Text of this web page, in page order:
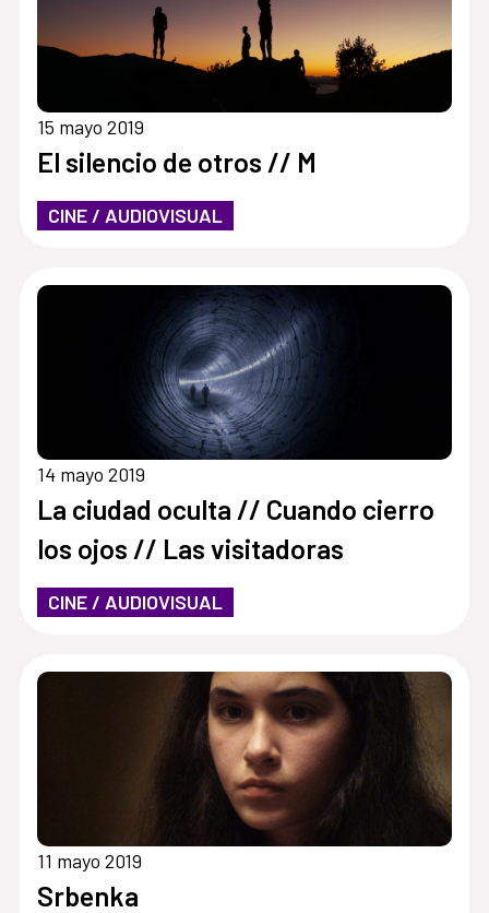
15 mayo 2019
El silencio de otros // M
CINE / AUDIOVISUAL
14 mayo 2019
La ciudad oculta // Cuando cierro
los ojos // Las visitadoras
CINE / AUDIOVISUAL
11 mayo 2019
Srbenka